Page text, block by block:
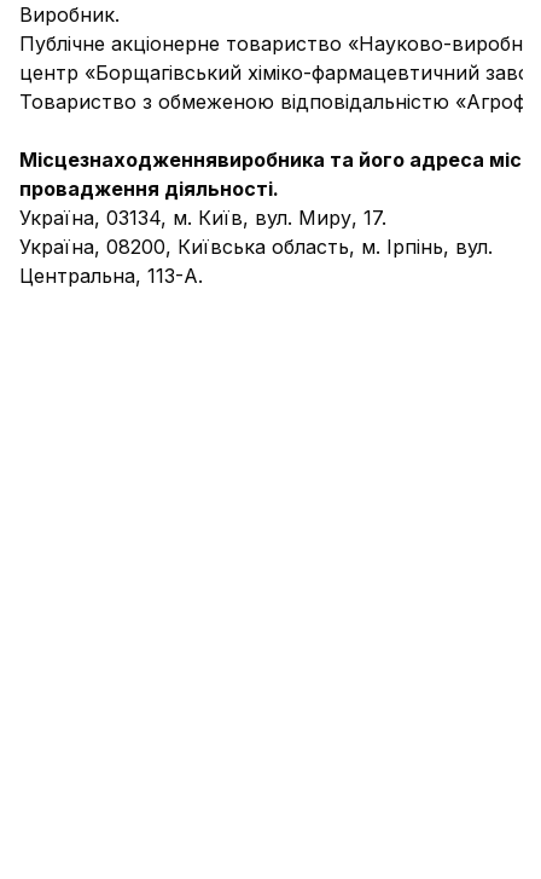
Виробник.
Публічне акціонерне товариство «Науково-
центр «Борщагівський хіміко-фармацевтичний
Товариство з обмеженою відповідальністю
Місцезнаходженнявиробника та його адреса
провадження діяльності.
Україна, 03134, м. Київ, вул. Миру, 17.
Україна, 08200, Київська область, м. Ірпінь, вул.
Центральна, 113-А.